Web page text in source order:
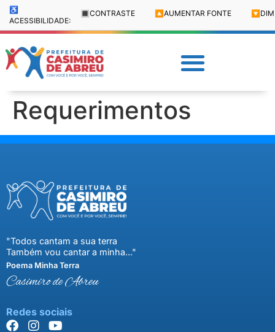
♿
ACESSIBILIDADE:
🔳 CONTRASTE 🔼 AUMENTAR FONTE 🔽
Requerimentos
"Todos cantam a sua terra
Também vou cantar a minha..."
Poema Minha Terra
Casimiro de Abreu
Redes sociais